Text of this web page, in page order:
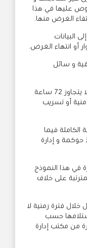
عليها في هذا
الغرض منها.
البيانات
أو انتهاء الغرض.
و سائل
الالتزام بإشعار سبل فورا وبما لا يتجاوز 72 ساعة
أو تسريب
الكاملة فيما
حوكمة و إدارة
في هذا النموذج
على خلاف
فترة زمنية لا
استلامها حسب
من مكتب إدارة